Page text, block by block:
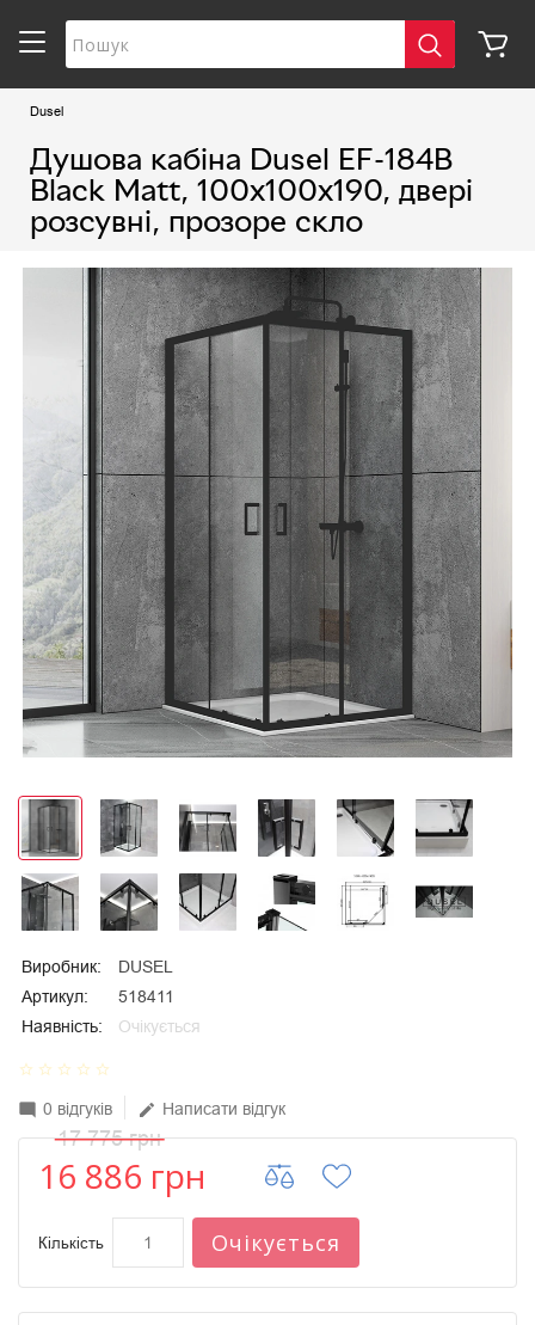
Dusel
Душова кабіна Dusel EF-184B
Black Matt, 100х100х190, двері
розсувні, прозоре скло
Виробник:
DUSEL
Артикул:
518411
Наявність:
Очікується
star_border star_border star_border star_border star_border
mode_comment 0 відгуків edit Написати відгук
17 775 грн
16 886 грн
Кількість Очікується